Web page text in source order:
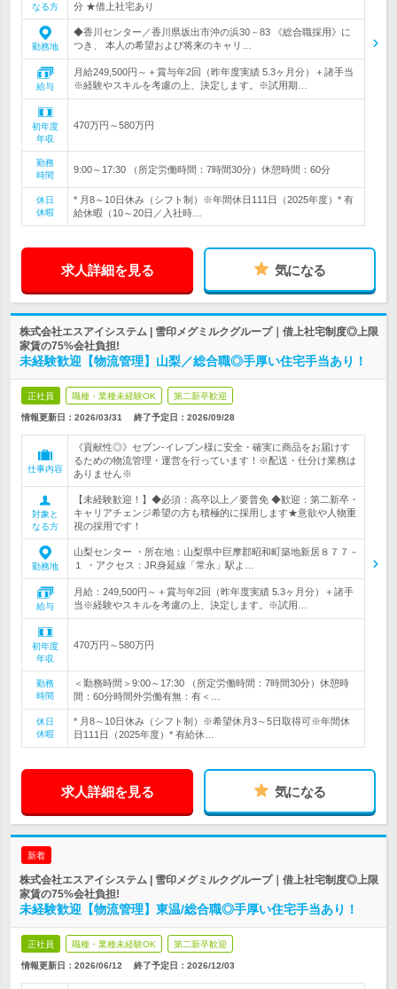
なる方 分 ★借上社宅あり
勤務地
◆香川センター／香川県坂出市沖の浜30－83 《総合職採用》に
つき、 本人の希望および将来のキャリ…
給与
月給249,500円～＋賞与年2回（昨年度実績 5.3ヶ月分）＋諸手当
※経験やスキルを考慮の上、決定します。※試用期…
初年度
年収
470万円～580万円
勤務
時間
9:00～17:30 （所定労働時間：7時間30分）休憩時間：60分
休日
休暇
* 月8～10日休み（シフト制）※年間休日111日（2025年度）* 有
給休暇（10～20日／入社時…
求人詳細を見る 気になる
株式会社エスアイシステム | 雪印メグミルクグループ｜借上社宅制度◎上限
家賃の75%会社負担!
未経験歓迎【物流管理】山梨／総合職◎手厚い住宅手当あり！
正社員 職種・業種未経験OK 第二新卒歓迎
情報更新日：2026/03/31 終了予定日： 2026/09/28
仕事内容
《貢献性◎》セブン‐イレブン様に安全・確実に商品をお届けす
るための物流管理・運営を行っています！※配送・仕分け業務は
ありません※
対象と
なる方
【未経験歓迎！】◆必須：高卒以上／要普免 ◆歓迎：第二新卒・
キャリアチェンジ希望の方も積極的に採用します★意欲や人物重
視の採用です！
勤務地
山梨センター ・所在地：山梨県中巨摩郡昭和町築地新居８７７－
１ ・アクセス：JR身延線「常永」駅よ…
給与
月給：249,500円～＋賞与年2回（昨年度実績 5.3ヶ月分）＋諸手
当※経験やスキルを考慮の上、決定します。※試用…
初年度
年収
470万円～580万円
勤務
時間
＜勤務時間＞9:00～17:30 （所定労働時間：7時間30分）休憩時
間：60分時間外労働有無：有＜…
休日
休暇
* 月8～10日休み（シフト制）※希望休月3～5日取得可※年間休
日111日（2025年度）* 有給休…
求人詳細を見る 気になる
新着
株式会社エスアイシステム | 雪印メグミルクグループ｜借上社宅制度◎上限
家賃の75%会社負担!
未経験歓迎【物流管理】東温/総合職◎手厚い住宅手当あり！
正社員 職種・業種未経験OK 第二新卒歓迎
情報更新日：2026/06/12 終了予定日： 2026/12/03